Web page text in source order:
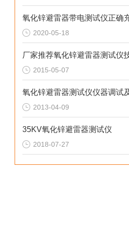
氧化锌避雷器带电测试仪正确
2020-05-18
厂家推荐氧化锌避雷器测试仪
2015-05-07
2013-04-09
35KV氧化锌避雷器测试仪
2018-07-27